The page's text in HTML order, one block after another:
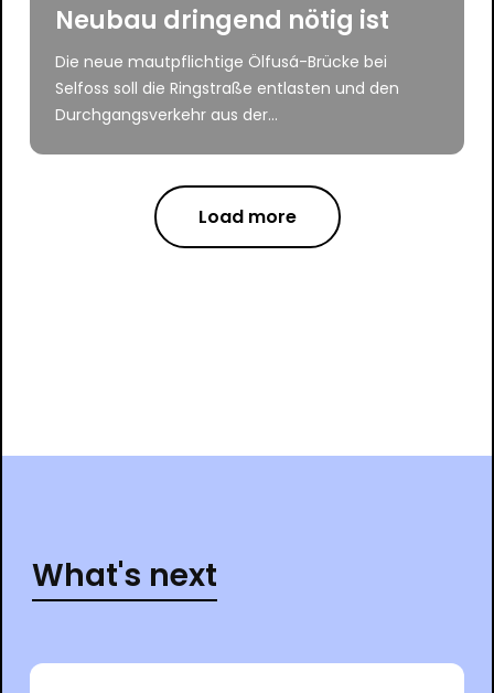
Neubau dringend nötig ist
Die neue mautpflichtige Ölfusá-Brücke bei
Selfoss soll die Ringstraße entlasten und den
Durchgangsverkehr aus der...
Load more
What's next